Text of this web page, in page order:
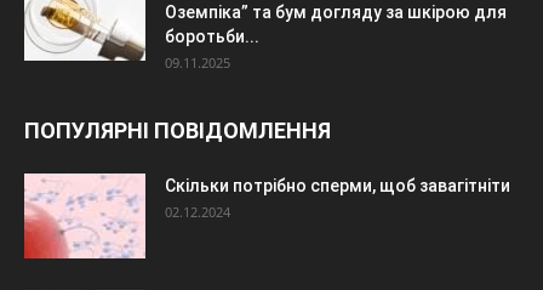
Оземпіка” та бум догляду за шкірою для
боротьби...
09.11.2025
ПОПУЛЯРНІ ПОВІДОМЛЕННЯ
Скільки потрібно сперми, щоб завагітніти
02.12.2024